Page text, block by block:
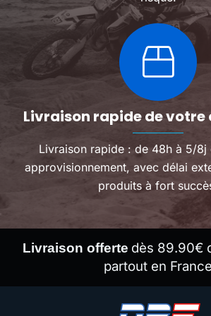
Livraison rapide de
Livraison rapide : de 48h à 5/8j
approvisionnement, avec délai
produits à fort
Livraison offerte dès 89.90€
partout en France